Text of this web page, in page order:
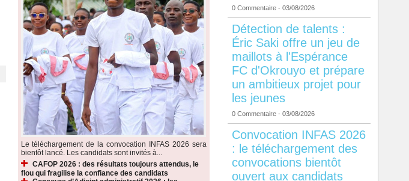
Le téléchargement de la convocation INFAS 2026 sera
bientôt lancé. Les candidats sont invités à...
CAFOP 2026 : des résultats toujours attendus, le
flou qui fragilise la confiance des candidats
0 Commentaire - 03/08/2026
Détection de talents :
Éric Saki offre un jeu de
maillots à l'Espérance
FC d'Okrouyo et prépare
un ambitieux projet pour
les jeunes
0 Commentaire - 03/08/2026
Convocation INFAS 2026
: le téléchargement des
convocations bientôt
ouvert aux candidats